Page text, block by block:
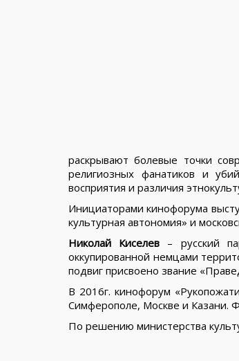
раскрывают болевые точки
религиозных фанатиков и
восприятия и различия
Инициаторами кинофорума
культурная автономия» и
Николай Киселев – русский
оккупированной немцами
подвиг присвоено звание
В 2016г. кинофорум
Симферополе, Москве и Казани.
По решению министерства